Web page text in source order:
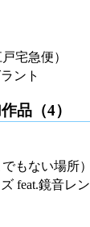
戸宅急便）
ント
品（4）
でもない場所）
feat.鏡音レン